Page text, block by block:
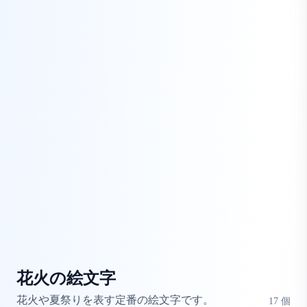
花火の絵文字
花火や夏祭りを表す定番の絵文字です。 17 個